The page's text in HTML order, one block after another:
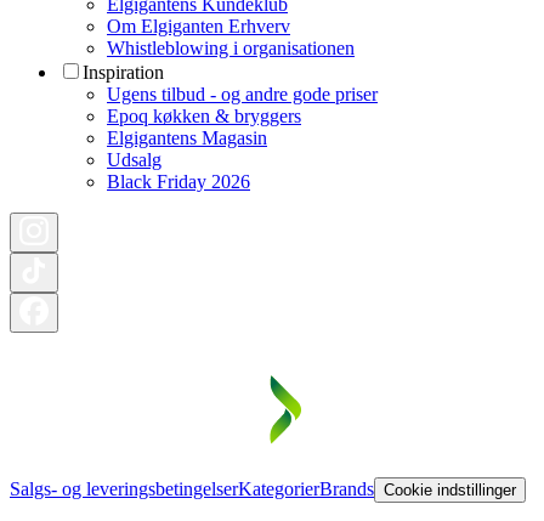
Elgigantens Kundeklub
Om Elgiganten Erhverv
Whistleblowing i organisationen
Inspiration
Ugens tilbud - og andre gode priser
Epoq køkken & bryggers
Elgigantens Magasin
Udsalg
Black Friday 2026
Salgs- og leveringsbetingelserKategorierBrands Cookie indstillinger